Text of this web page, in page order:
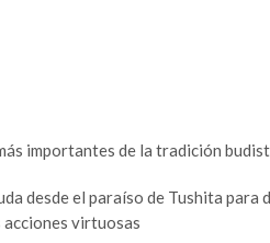
importantes de la tradición
desde el paraíso de Tushita
acciones virtuosas